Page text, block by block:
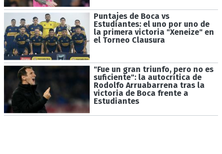
Puntajes de Boca vs
Estudiantes: el uno por uno de
la primera victoria "Xeneize" en
el Torneo Clausura
"Fue un gran triunfo, pero no es
suficiente": la autocrítica de
Rodolfo Arruabarrena tras la
victoria de Boca frente a
Estudiantes